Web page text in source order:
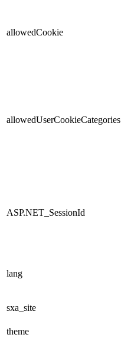
allowedCookie
allowedUserCookieCategories
ASP.NET_SessionId
lang
sxa_site
theme